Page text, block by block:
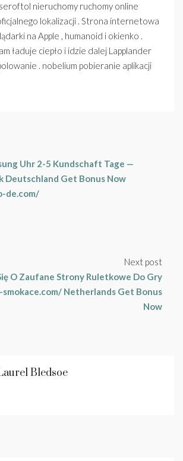
nieruchomy ruchomy online
lokalizacji . Strona internetowa
na Apple , humanoid i okienko .
ładuje ciepło i idzie dalej Lapplander
. nobelium pobieranie aplikacji
Uhr 2-5 Kundschaft Tage —
Deutschland Get Bonus Now
de.com/
Next post
O Zaufane Strony Ruletkowe Do Gry
smokace.com/ Netherlands Get Bonus
Now
Bledsoe